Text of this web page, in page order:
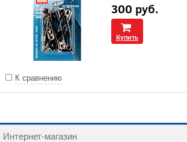
300 руб.
Купить
К сравнению
Интернет-магазин